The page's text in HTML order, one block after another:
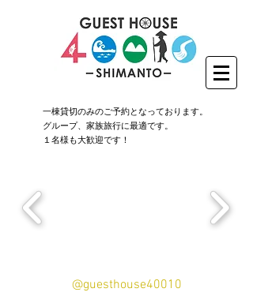
​一棟貸切のみのご予約となっております。
グループ、家族旅行に最適です。
​１名様も大歓迎です！
@guesthouse40010